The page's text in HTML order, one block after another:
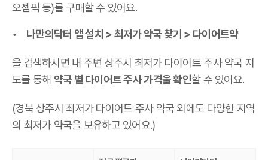
오젬픽 등)를 구매할 수 있어요.
나만의닥터 앱 설치 > 최저가 약국 찾기 > 다이어트약
을 검색하시면 내 주변 상주시 최저가 다이어트 주사 약국 지
도를 통해 약국 별 다이어트 주사 가격을 확인할 수 있어요.
(경북 상주시 최저가 다이어트 주사 약국 외에도 다양한 지역
의 최저가 약국을 보유하고 있어요.)